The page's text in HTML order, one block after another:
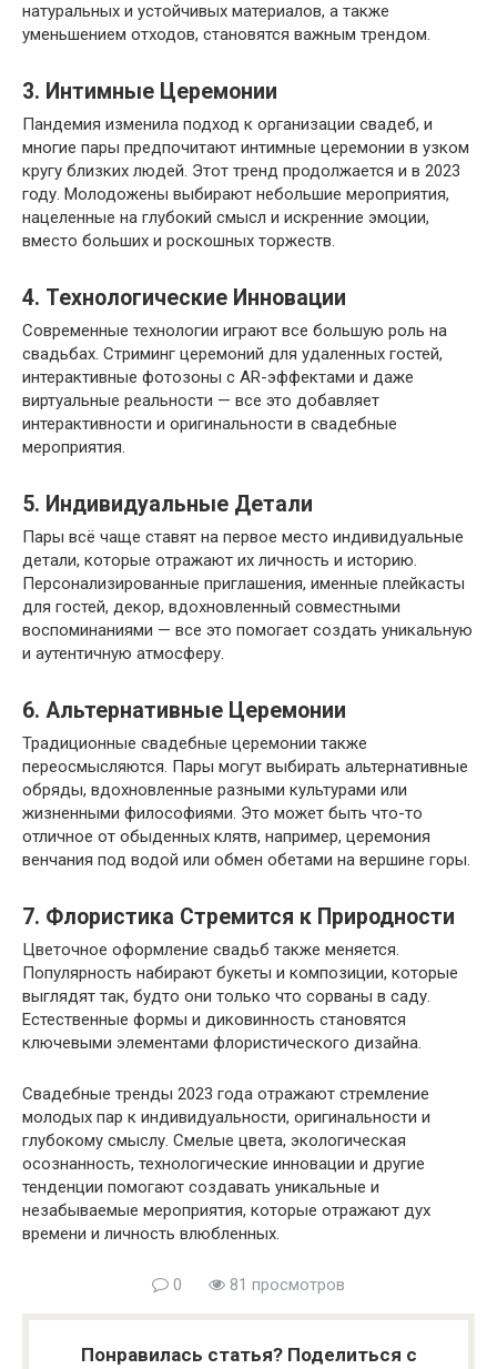
натуральных и устойчивых материалов, а также
уменьшением отходов, становятся важным трендом.
3. Интимные Церемонии
Пандемия изменила подход к организации свадеб, и
многие пары предпочитают интимные церемонии в узком
кругу близких людей. Этот тренд продолжается и в 2023
году. Молодожены выбирают небольшие мероприятия,
нацеленные на глубокий смысл и искренние эмоции,
вместо больших и роскошных торжеств.
4. Технологические Инновации
Современные технологии играют все большую роль на
свадьбах. Стриминг церемоний для удаленных гостей,
интерактивные фотозоны с AR-эффектами и даже
виртуальные реальности — все это добавляет
интерактивности и оригинальности в свадебные
мероприятия.
5. Индивидуальные Детали
Пары всё чаще ставят на первое место индивидуальные
детали, которые отражают их личность и историю.
Персонализированные приглашения, именные плейкасты
для гостей, декор, вдохновленный совместными
воспоминаниями — все это помогает создать уникальную
и аутентичную атмосферу.
6. Альтернативные Церемонии
Традиционные свадебные церемонии также
переосмысляются. Пары могут выбирать альтернативные
обряды, вдохновленные разными культурами или
жизненными философиями. Это может быть что-то
отличное от обыденных клятв, например, церемония
венчания под водой или обмен обетами на вершине горы.
7. Флористика Стремится к Природности
Цветочное оформление свадьб также меняется.
Популярность набирают букеты и композиции, которые
выглядят так, будто они только что сорваны в саду.
Естественные формы и диковинность становятся
ключевыми элементами флористического дизайна.
Свадебные тренды 2023 года отражают стремление
молодых пар к индивидуальности, оригинальности и
глубокому смыслу. Смелые цвета, экологическая
осознанность, технологические инновации и другие
тенденции помогают создавать уникальные и
незабываемые мероприятия, которые отражают дух
времени и личность влюбленных.
0 81 просмотров
Понравилась статья? Поделиться с